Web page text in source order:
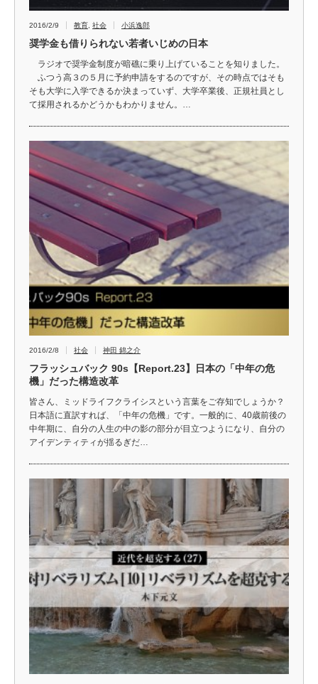
2016/2/9 教育 社会 小浜逸郎
奨学金も借りられない若者いじめの日本
ラジオで奨学金制度が暗礁に乗り上げていることを知りました。
ふつう高３の５月に予約申請をするのですが、その時点ではそも
そも大学に入学できるか決まっていず、大学卒業後、正規社員とし
て採用されるかどうかもわかりません。…
2016/2/8 社会 神田 錦之介
フラッシュバック 90s【Report.23】日本の「中年の危
機」だった構造改革
皆さん、ミッドライフクライシスという言葉をご存知でしょうか？
日本語に直訳すれば、「中年の危機」です。一般的に、40歳前後の
中年期に、自分の人生の中の影の部分が目立つようになり、自分の
アイデンティティが揺るぎだ…